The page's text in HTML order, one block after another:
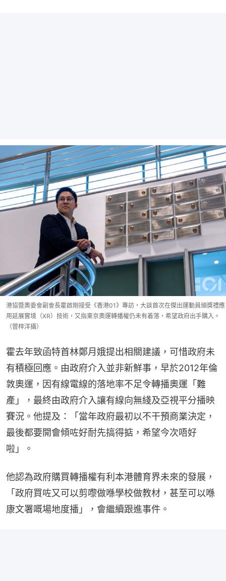
港協暨奧委會副會長霍啟剛接受《香港01》專訪，大談首次在傑出運動員頒獎禮應
用延展實境（XR）技術，又指東京奧運轉播權仍未有着落，希望政府出手購入。
（曾梓洋攝）
霍去年致函特首林鄭月娥提出相關建議，可惜政府未
有積極回應。由政府介入並非新鮮事，早於2012年倫
敦奧運，因有線電線的落地率不足令轉播奧運「難
產」，最終由政府介入讓有線向無綫及亞視平分播映
賽況。他提及：「當年政府最初以不干預商業決定，
最後都要開會傾咗好耐先搞得掂，希望今次唔好
啦」。
他認為政府購買轉播權有利本港體育界未來的發展，
「政府買咗又可以剪嚟做喺學校做教材，甚至可以喺
康文署嘅場地度播」，會繼續跟進事件。